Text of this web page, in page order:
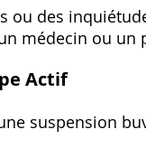
ou des
médecin ou un
Actif
suspension